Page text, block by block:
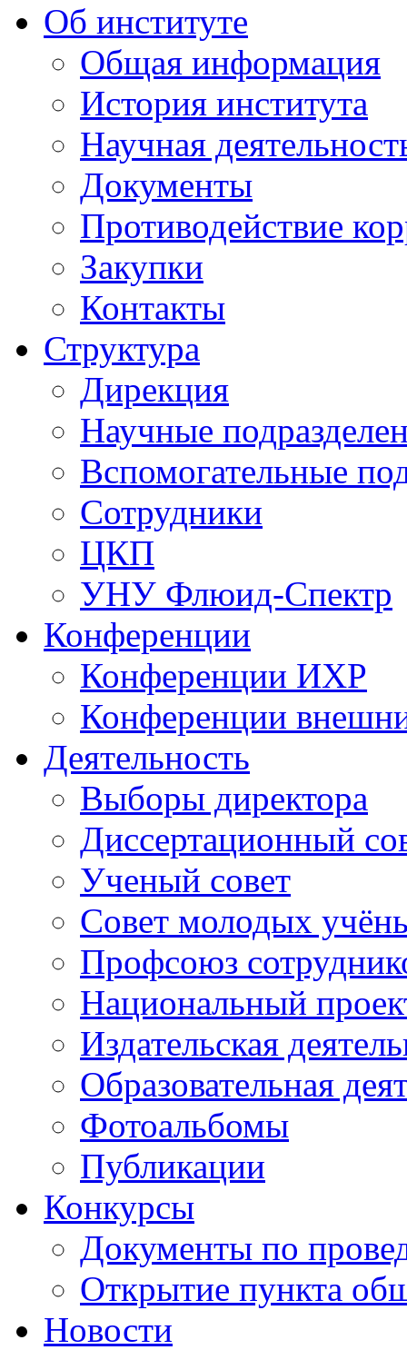
Об институте
Общая информация
История института
Научная
Документы
Противодействие
Закупки
Контакты
Структура
Дирекция
Научные
Вспомогательные
Сотрудники
ЦКП
УНУ Флюид-Спектр
Конференции
Конференции ИХР
Конференции
Деятельность
Выборы директора
Диссертационный
Ученый совет
Совет молодых
Профсоюз
Национальный
Издательская
Образовательная
Фотоальбомы
Публикации
Конкурсы
Документы по
Открытие пункта
Новости